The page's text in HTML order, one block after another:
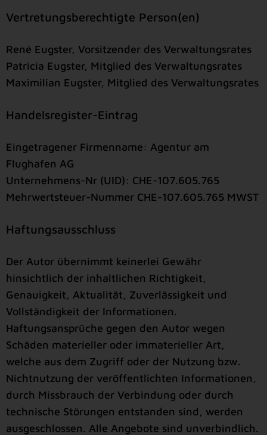
Vertretungsberechtigte Person(en)
René Eugster, Vorsitzender des Verwaltungsrates
Patricia Eugster, Mitglied des Verwaltungsrates
Maximilian Eugster, Mitglied des Verwaltungsrates
Handelsregister-Eintrag
Eingetragener Firmenname: Agentur am
Flughafen AG
Unternehmens-Nr (UID): CHE-107.605.765
Mehrwertsteuer-Nummer CHE-107.605.765 MWST
Haftungsausschluss
Der Autor übernimmt keinerlei Gewähr
hinsichtlich der inhaltlichen Richtigkeit,
Genauigkeit, Aktualität, Zuverlässigkeit und
Vollständigkeit der Informationen.
Haftungsansprüche gegen den Autor wegen
Schäden materieller oder immaterieller Art,
welche aus dem Zugriff oder der Nutzung bzw.
Nichtnutzung der veröffentlichten Informationen,
durch Missbrauch der Verbindung oder durch
technische Störungen entstanden sind, werden
ausgeschlossen. Alle Angebote sind unverbindlich.